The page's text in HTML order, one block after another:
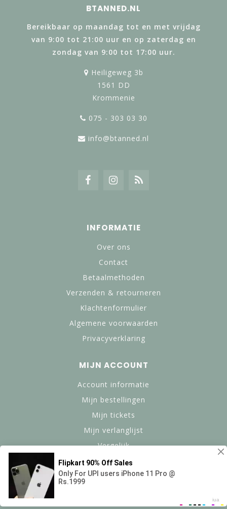
BTANNED.NL
Bereikbaar op maandag tot en met vrijdag
van 9:00 tot 21:00 uur en op zaterdag en
zondag van 9:00 tot 17:00 uur.
Heiligeweg 3b
1561 DD
Krommenie
075 - 303 03 30
info@btanned.nl
INFORMATIE
Over ons
Contact
Betaalmethoden
Verzenden & retourneren
Klachtenformulier
Algemene voorwaarden
Privacyverklaring
MIJN ACCOUNT
Account informatie
Mijn bestellingen
Mijn tickets
Mijn verlanglijst
Vergelijk
Alle producten